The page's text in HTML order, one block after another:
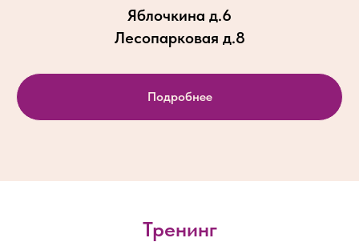
Яблочкина д.6
Лесопарковая д.8
Подробнее
Тренинг